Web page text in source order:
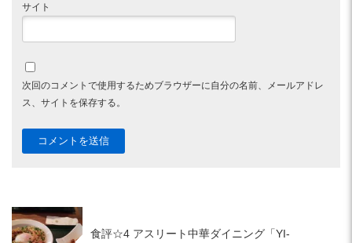
サイト
次回のコメントで使用するためブラウザーに自分の名前、メールアドレ
ス、サイトを保存する。
食評☆4 アスリート中華ダイニング「YI-